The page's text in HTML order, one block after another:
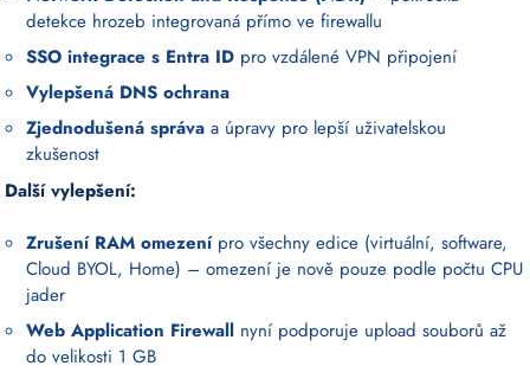
detekce hrozeb integrovaná přímo ve firewallu
SSO integrace s Entra ID pro vzdálené VPN připojení
Vylepšená DNS ochrana
Zjednodušená správa a úpravy pro lepší uživatelskou
zkušenost
Další vylepšení:
Zrušení RAM omezenípro všechny edice (virtuální, software,
Cloud BYOL, Home) – omezení je nově pouze podle počtu CPU
jader
Web Application Firewall nyní podporuje upload souborů až
do velikosti 1 GB